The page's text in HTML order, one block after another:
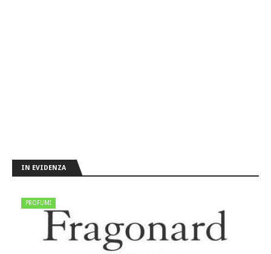
IN EVIDENZA
PROFUMI